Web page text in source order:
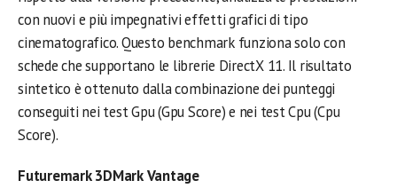
con nuovi e più impegnativi effetti grafici di tipo
cinematografico. Questo benchmark funziona solo con
schede che supportano le librerie DirectX 11. Il risultato
sintetico è ottenuto dalla combinazione dei punteggi
conseguiti nei test Gpu (Gpu Score) e nei test Cpu (Cpu
Score).
Futuremark 3DMark Vantage